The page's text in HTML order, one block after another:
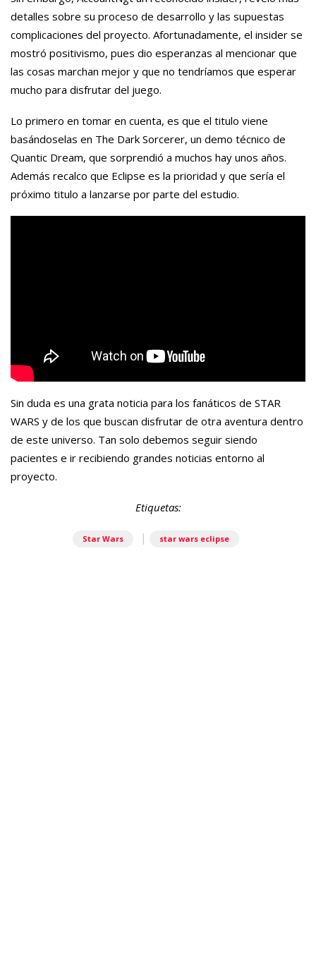
detalles sobre su proceso de desarrollo y las supuestas
complicaciones del proyecto. Afortunadamente, el insider se
mostró positivismo, pues dio esperanzas al mencionar que
las cosas marchan mejor y que no tendríamos que esperar
mucho para disfrutar del juego.
Lo primero en tomar en cuenta, es que el titulo viene
basándoselas en The Dark Sorcerer, un demo técnico de
Quantic Dream, que sorprendió a muchos hay unos años.
Además recalco que Eclipse es la prioridad y que sería el
próximo titulo a lanzarse por parte del estudio.
Sin duda es una grata noticia para los fanáticos de STAR
WARS y de los que buscan disfrutar de otra aventura dentro
de este universo. Tan solo debemos seguir siendo
pacientes e ir recibiendo grandes noticias entorno al
proyecto.
Etiquetas:
Star Wars | star wars eclipse